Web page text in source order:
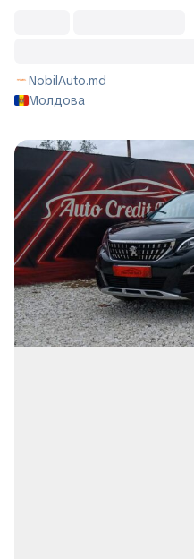
NobilAuto.md
Молдова